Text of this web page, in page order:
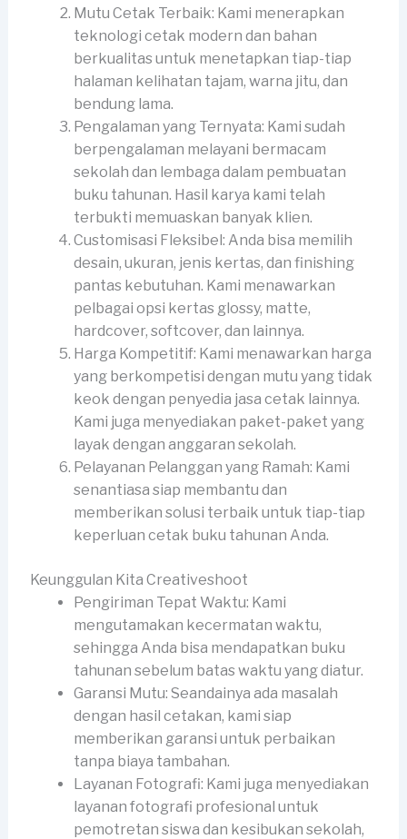
Mutu Cetak Terbaik: Kami menerapkan
teknologi cetak modern dan bahan
berkualitas untuk menetapkan tiap-tiap
halaman kelihatan tajam, warna jitu, dan
bendung lama.
Pengalaman yang Ternyata: Kami sudah
berpengalaman melayani bermacam
sekolah dan lembaga dalam pembuatan
buku tahunan. Hasil karya kami telah
terbukti memuaskan banyak klien.
Customisasi Fleksibel: Anda bisa memilih
desain, ukuran, jenis kertas, dan finishing
pantas kebutuhan. Kami menawarkan
pelbagai opsi kertas glossy, matte,
hardcover, softcover, dan lainnya.
Harga Kompetitif: Kami menawarkan harga
yang berkompetisi dengan mutu yang tidak
keok dengan penyedia jasa cetak lainnya.
Kami juga menyediakan paket-paket yang
layak dengan anggaran sekolah.
Pelayanan Pelanggan yang Ramah: Kami
senantiasa siap membantu dan
memberikan solusi terbaik untuk tiap-tiap
keperluan cetak buku tahunan Anda.
Keunggulan Kita Creativeshoot
Pengiriman Tepat Waktu: Kami
mengutamakan kecermatan waktu,
sehingga Anda bisa mendapatkan buku
tahunan sebelum batas waktu yang diatur.
Garansi Mutu: Seandainya ada masalah
dengan hasil cetakan, kami siap
memberikan garansi untuk perbaikan
tanpa biaya tambahan.
Layanan Fotografi: Kami juga menyediakan
layanan fotografi profesional untuk
pemotretan siswa dan kesibukan sekolah,